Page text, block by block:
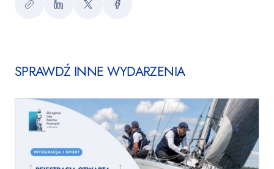
KopiujLinkedInTwitterFacebook
SPRAWDŹ INNE WYDARZENIA